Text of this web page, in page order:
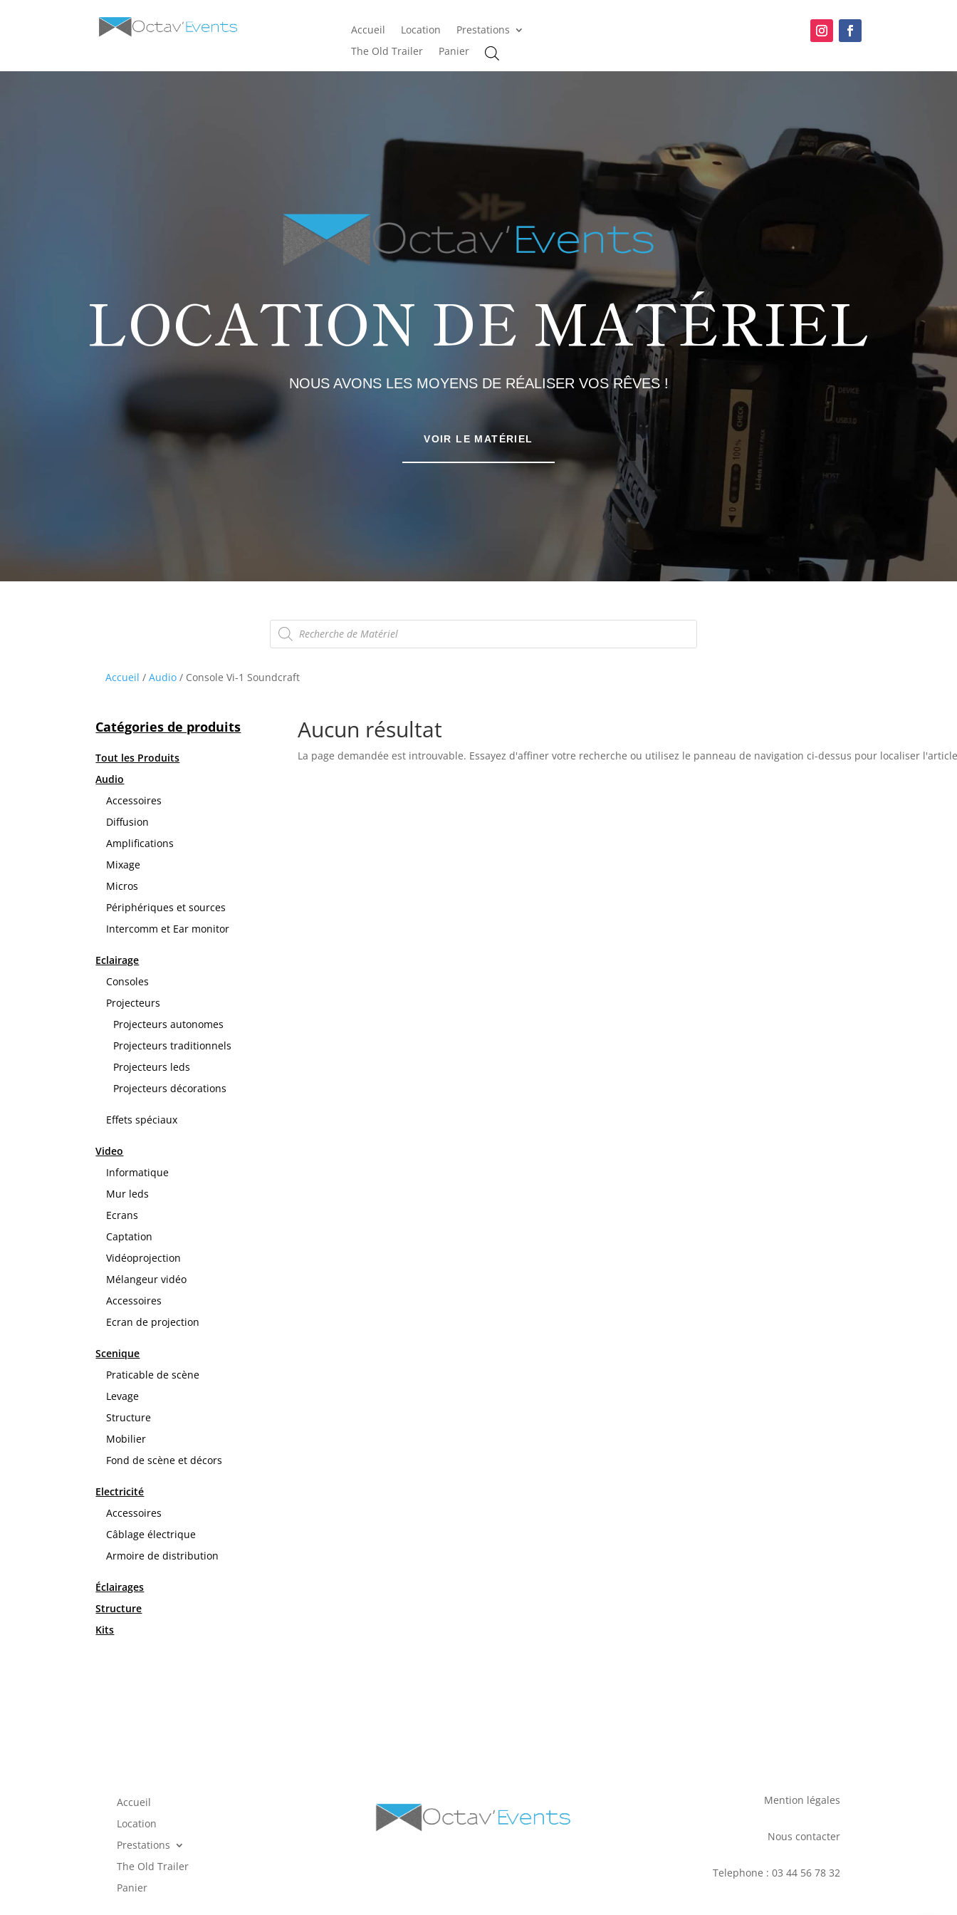
Accueil Location
Prestations
The Old Trailer
Panier
LOCATION DE MATÉRIEL
NOUS AVONS LES MOYENS DE RÉALISER VOS RÊVES !
VOIR LE MATÉRIEL
Recherche
de
produits
Accueil / Audio/ Console Vi-1 Soundcraft
Catégories de produits
Tout les Produits
Audio
Accessoires
Diffusion
Amplifications
Mixage
Micros
Périphériques et sources
Intercomm et Ear monitor
Eclairage
Consoles
Projecteurs
Projecteurs autonomes
Projecteurs traditionnels
Projecteurs leds
Projecteurs décorations
Effets spéciaux
Video
Informatique
Mur leds
Ecrans
Captation
Vidéoprojection
Mélangeur vidéo
Accessoires
Ecran de projection
Scenique
Praticable de scène
Levage
Structure
Mobilier
Fond de scène et décors
Electricité
Accessoires
Câblage électrique
Armoire de distribution
Éclairages
Structure
Kits
Aucun résultat
La page demandée est introuvable. Essayez d'affiner votre recherche ou utilisez le panneau de navigation ci-dessus pour localiser
Accueil
Location
Prestations
The Old Trailer
Panier
Mention légales
Nous contacter
Telephone : 03 44 56 78 32